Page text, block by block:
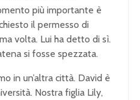
più importante è
il permesso di
volta. Lui ha detto di sì.
si fosse spezzata.
in un’altra città. David è
Nostra figlia Lily,